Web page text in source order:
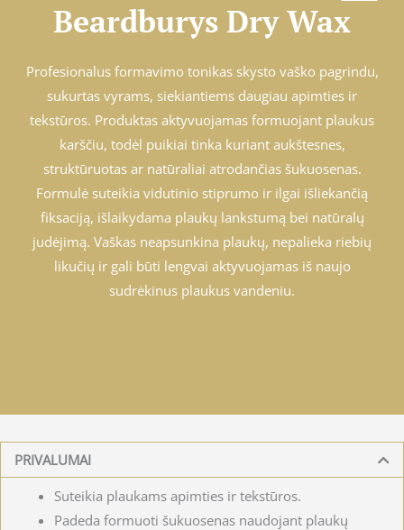
Beardburys Dry Wax
Profesionalus formavimo tonikas skysto vaško pagrindu,
sukurtas vyrams, siekiantiems daugiau apimties ir
tekstūros. Produktas aktyvuojamas formuojant plaukus
karščiu, todėl puikiai tinka kuriant aukštesnes,
struktūruotas ar natūraliai atrodančias šukuosenas.
Formulė suteikia vidutinio stiprumo ir ilgai išliekančią
fiksaciją, išlaikydama plaukų lankstumą bei natūralų
judėjimą. Vaškas neapsunkina plaukų, nepalieka riebių
likučių ir gali būti lengvai aktyvuojamas iš naujo
sudrėkinus plaukus vandeniu.
PRIVALUMAI
Suteikia plaukams apimties ir tekstūros.
Padeda formuoti šukuosenas naudojant plaukų